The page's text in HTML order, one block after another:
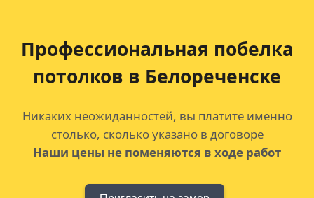
Профессиональная побелка
потолков в Белореченске
Никаких неожиданностей, вы платите именно
столько, сколько указано в договоре
Наши цены не поменяются в ходе работ